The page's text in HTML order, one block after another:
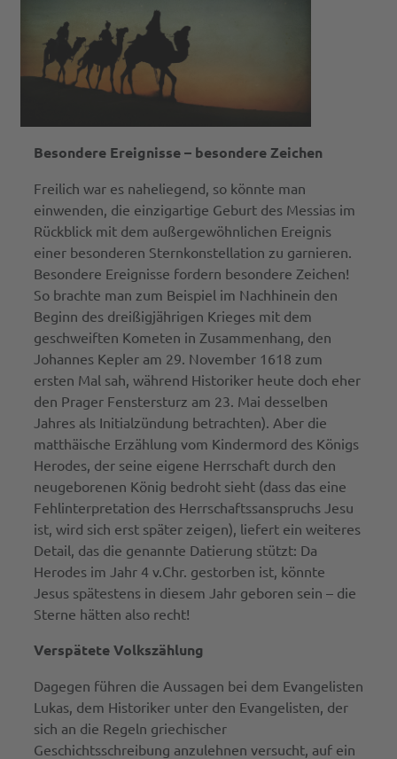
Besondere Ereignisse – besondere Zeichen
Freilich war es naheliegend, so könnte man
einwenden, die einzigartige Geburt des Messias im
Rückblick mit dem außergewöhnlichen Ereignis
einer besonderen Sternkonstellation zu garnieren.
Besondere Ereignisse fordern besondere Zeichen!
So brachte man zum Beispiel im Nachhinein den
Beginn des dreißigjährigen Krieges mit dem
geschweiften Kometen in Zusammenhang, den
Johannes Kepler am 29. November 1618 zum
ersten Mal sah, während Historiker heute doch eher
den Prager Fenstersturz am 23. Mai desselben
Jahres als Initialzündung betrachten). Aber die
matthäische Erzählung vom Kindermord des Königs
Herodes, der seine eigene Herrschaft durch den
neugeborenen König bedroht sieht (dass das eine
Fehlinterpretation des Herrschaftssanspruchs Jesu
ist, wird sich erst später zeigen), liefert ein weiteres
Detail, das die genannte Datierung stützt: Da
Herodes im Jahr 4 v.Chr. gestorben ist, könnte
Jesus spätestens in diesem Jahr geboren sein – die
Sterne hätten also recht!
Verspätete Volkszählung
Dagegen führen die Aussagen bei dem Evangelisten
Lukas, dem Historiker unter den Evangelisten, der
sich an die Regeln griechischer
Geschichtsschreibung anzulehnen versucht, auf ein